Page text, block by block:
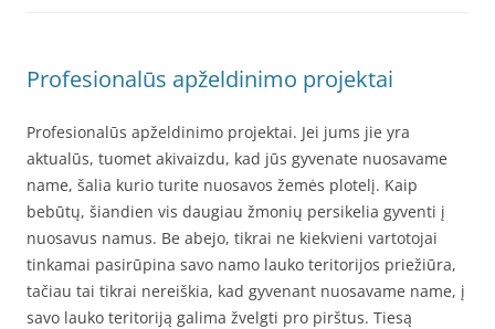
Profesionalūs apželdinimo projektai
Profesionalūs apželdinimo projektai. Jei jums jie yra
aktualūs, tuomet akivaizdu, kad jūs gyvenate nuosavame
name, šalia kurio turite nuosavos žemės plotelį. Kaip
bebūtų, šiandien vis daugiau žmonių persikelia gyventi į
nuosavus namus. Be abejo, tikrai ne kiekvieni vartotojai
tinkamai pasirūpina savo namo lauko teritorijos priežiūra,
tačiau tai tikrai nereiškia, kad gyvenant nuosavame name, į
savo lauko teritoriją galima žvelgti pro pirštus. Tiesą